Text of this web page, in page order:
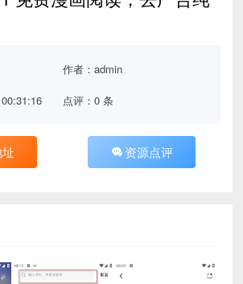
作者：admin
点评：0 条
资源点评